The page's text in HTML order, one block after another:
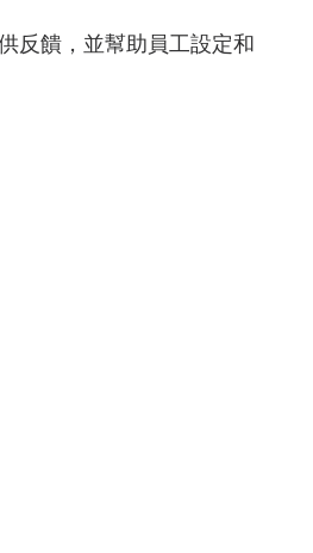
反饋，並幫助員工設定和